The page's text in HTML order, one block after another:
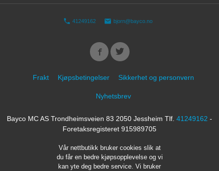
41249162 bjorn@bayco.no
Frakt Kjøpsbetingelser Sikkerhet og personvern
Nyhetsbrev
Bayco MC AS Trondheimsveien 83 2050 Jessheim Tlf. 41249162 -
Foretaksregisteret 915989705
Vår nettbutikk bruker cookies slik at
du får en bedre kjøpsopplevelse og vi
kan yte deg bedre service. Vi bruker